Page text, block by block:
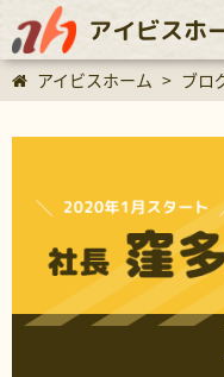
アイビスホ
アイビスホーム > ブロ